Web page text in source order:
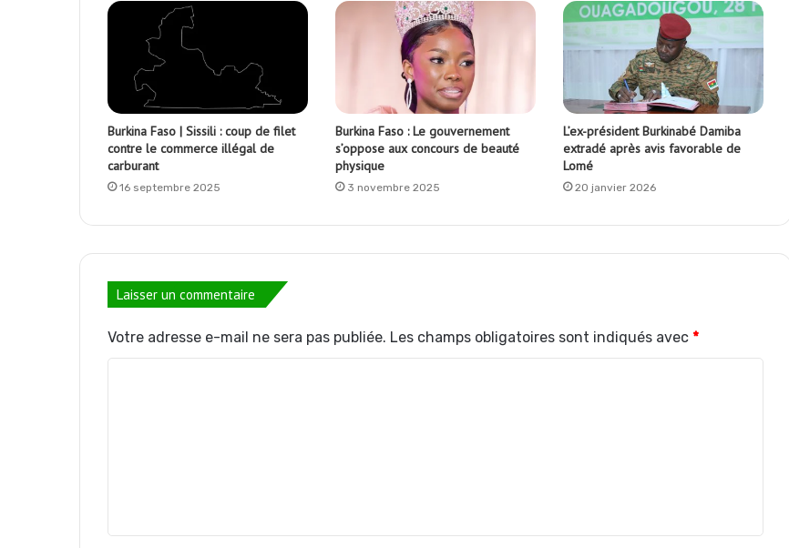
Burkina Faso | Sissili : coup de filet
contre le commerce illégal de
carburant
16 septembre 2025
Burkina Faso : Le gouvernement
s’oppose aux concours de beauté
physique
3 novembre 2025
L’ex-président Burkinabé Damiba
extradé après avis favorable de
Lomé
20 janvier 2026
Laisser un commentaire
Votre adresse e-mail ne sera pas publiée. Les champs obligatoires sont indiqués avec *
t